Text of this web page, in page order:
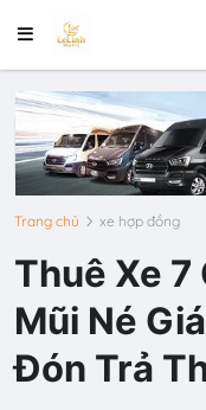
Trang chủ xe hợp đồng
Thuê Xe 7
Mũi Né
Đón Trả